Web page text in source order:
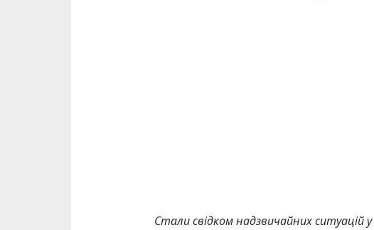
Стали свідком надзвичайних ситуацій